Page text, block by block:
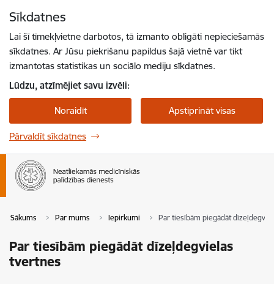
Sīkdatnes
Lai šī tīmekļvietne darbotos, tā izmanto obligāti nepieciešamās
sīkdatnes. Ar Jūsu piekrišanu papildus šajā vietnē var tikt
izmantotas statistikas un sociālo mediju sīkdatnes.
Lūdzu, atzīmējiet savu izvēli:
Noraidīt Apstiprināt visas
Pārvaldīt sīkdatnes
Sākums Par mums Iepirkumi Par tiesībām piegādāt
Par tiesībām piegādāt dīzeļdegvielas
tvertnes